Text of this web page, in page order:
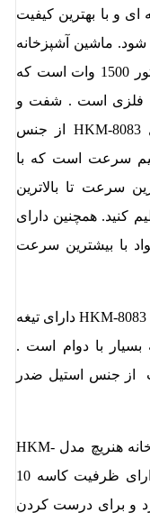
ای و با بهترین کیفیت
ماشین آشپزخانه
هنریچ مدل HKM-8083 دارای قدرت موتور 1500 وات است که
فلزی است . شفت و
چرخ دنده ماشین آشپزخانه هنریچ مدل HKM-8083 از جنس
دارای 6 حالت تنظیم سرعت است که با
سرعت تا بالاترین
همچنین دارای
با بیشترین سرعت
چرخ گوشت ماشین آشپزخانه هنریچ مدل HKM-8083 دارای تیغه
با دوام است .
و درشت از جنس استیل ضدر
یکی از بهترین قسمت های ماشین آشپزخانه هنریچ مدل HKM-
8083 قسمت همزن دستگاه است که دارای ظرفیت کاسه 10
و برای درست کردن